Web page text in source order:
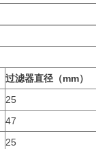
过滤器直径（mm）
25
47
25